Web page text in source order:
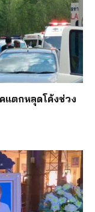
แตกหลุดโค้งช่วง